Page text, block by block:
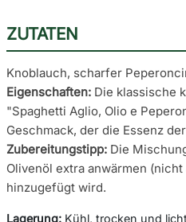
ZUTATEN
Knoblauch, scharfer
Eigenschaften: Die klassische
"Spaghetti Aglio, Olio e
Geschmack, der die Essenz
Zubereitungstipp: Die
Olivenöl extra anwärmen
hinzugefügt wird.
Lagerung: Kühl, trocken und